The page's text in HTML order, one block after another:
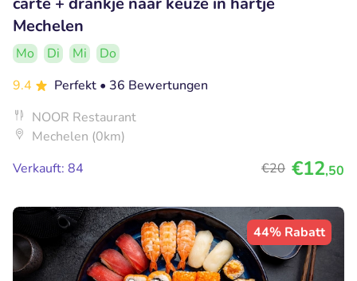
Mechelen
Mo Di Mi
Do
9.4
Perfekt • 36 Bewertungen
NOOR Restaurant
Mechelen (0km)
Verkauft: 84
€20 €12,50
44% Rabatt